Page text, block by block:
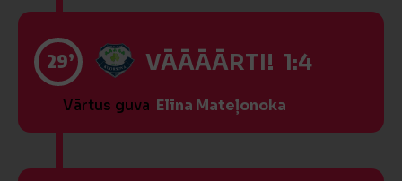
29’ VĀĀĀĀRTI! 1:4
Vārtus guva Elīna Mateļonoka